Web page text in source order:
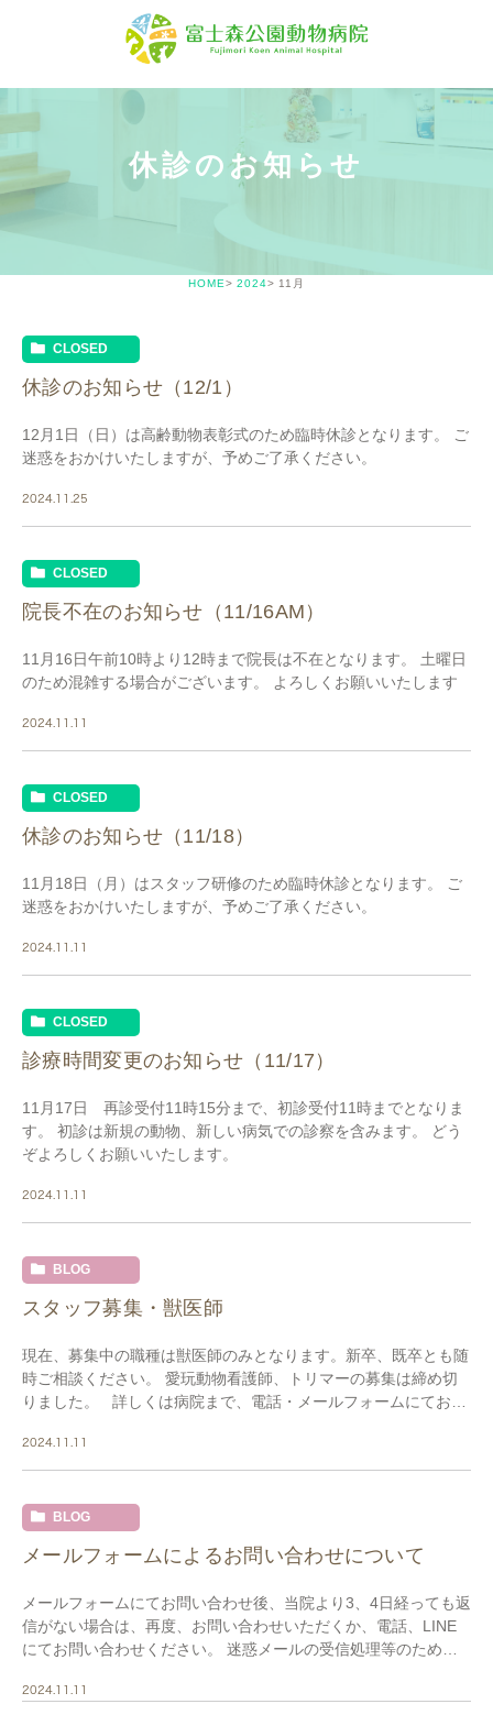
休診のお知らせ
HOME 2024 11月
CLOSED
休診のお知らせ（12/1）
12月1日（日）は高齢動物表彰式のため臨時休診となります。 ご
迷惑をおかけいたしますが、予めご了承ください。
2024.11.25
CLOSED
院長不在のお知らせ（11/16AM）
11月16日午前10時より12時まで院長は不在となります。 土曜日
のため混雑する場合がございます。 よろしくお願いいたします
2024.11.11
CLOSED
休診のお知らせ（11/18）
11月18日（月）はスタッフ研修のため臨時休診となります。 ご
迷惑をおかけいたしますが、予めご了承ください。
2024.11.11
CLOSED
診療時間変更のお知らせ（11/17）
11月17日 再診受付11時15分まで、初診受付11時までとなりま
す。 初診は新規の動物、新しい病気での診察を含みます。 どう
ぞよろしくお願いいたします。
2024.11.11
BLOG
スタッフ募集・獣医師
現在、募集中の職種は獣医師のみとなります。新卒、既卒とも随
時ご相談ください。 愛玩動物看護師、トリマーの募集は締め切
りました。 詳しくは病院まで、電話・メールフォームにてお気
2024.11.11
BLOG
メールフォームによるお問い合わせについて
メールフォームにてお問い合わせ後、当院より3、4日経っても返
信がない場合は、再度、お問い合わせいただくか、電話、LINE
にてお問い合わせください。 迷惑メールの受信処理等のため、
2024.11.11